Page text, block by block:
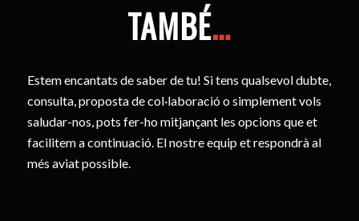
TAMBÉ…
Estem encantats de saber de tu! Si tens qualsevol dubte,
consulta, proposta de col·laboració o simplement vols
saludar-nos, pots fer-ho mitjançant les opcions que et
facilitem a continuació. El nostre equip et respondrà al
més aviat possible.